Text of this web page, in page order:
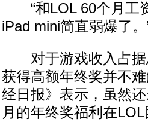
“和LOL 60个月工
iPad mini简直弱爆了
对于游戏收入占据
获得高额年终奖并不
经日报》表示，虽然
月的年终奖福利在